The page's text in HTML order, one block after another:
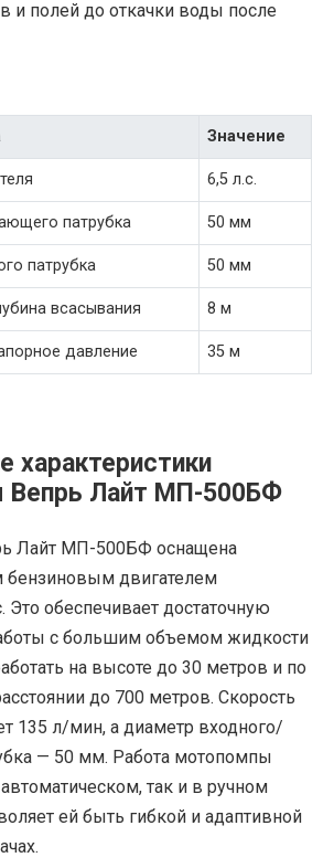
и полей до откачки воды после
Значение
6,5 л.с.
патрубка 50 мм
патрубка 50 мм
всасывания 8 м
давление 35 м
характеристики
Вепрь Лайт МП-500БФ
Лайт МП-500БФ оснащена
бензиновым двигателем
обеспечивает достаточную
с большим объемом жидкости
на высоте до 30 метров и по
до 700 метров. Скорость
135 л/мин, а диаметр входного/
— 50 мм. Работа мотопомпы
так и в ручном
ей быть гибкой и адаптивной